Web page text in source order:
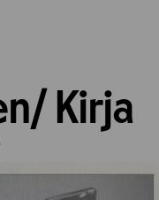
Kirja